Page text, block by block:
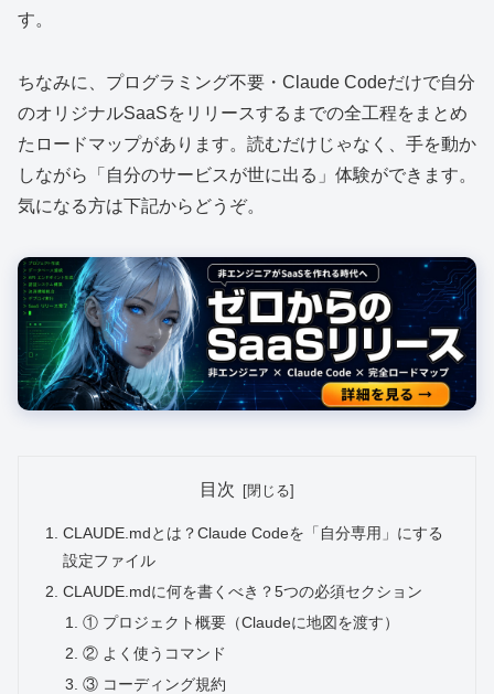
す。
ちなみに、プログラミング不要・Claude Codeだけで自分
のオリジナルSaaSをリリースするまでの全工程をまとめ
たロードマップがあります。読むだけじゃなく、手を動か
しながら「自分のサービスが世に出る」体験ができます。
気になる方は下記からどうぞ。
目次
CLAUDE.mdとは？Claude Codeを「自分専用」にする
設定ファイル
CLAUDE.mdに何を書くべき？5つの必須セクション
① プロジェクト概要（Claudeに地図を渡す）
② よく使うコマンド
③ コーディング規約